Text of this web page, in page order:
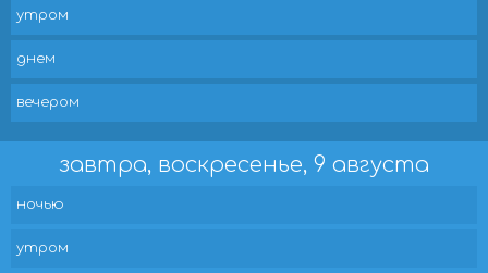
утром
днем
вечером
завтра, воскресенье, 9 августа
ночью
утром